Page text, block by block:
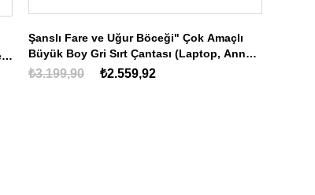
Şanslı Fare ve Uğur Böceği" Çok Amaçlı
Büyük Boy Gri Sırt Çantası (Laptop, Anne-
Bebek, Okul)
₺2.559,92
₺3.199,90